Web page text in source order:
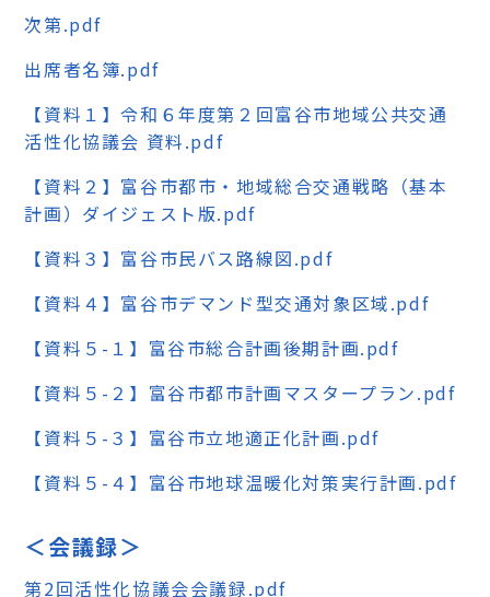
次第.pdf
出席者名簿.pdf
【資料１】令和６年度第２回富谷市地域公共交通
活性化協議会 資料.pdf
【資料２】富谷市都市・地域総合交通戦略（基本
計画）ダイジェスト版.pdf
【資料３】富谷市民バス路線図.pdf
【資料４】富谷市デマンド型交通対象区域.pdf
【資料５-１】富谷市総合計画後期計画.pdf
【資料５-２】富谷市都市計画マスタープラン.pdf
【資料５-３】富谷市立地適正化計画.pdf
【資料５-４】富谷市地球温暖化対策実行計画.pdf
＜会議録＞
第2回活性化協議会会議録.pdf